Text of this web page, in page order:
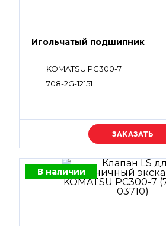
Игольчатый подшипник
KOMATSU PC300-7
708-2G-12151
Уточняйте цену
В наличии